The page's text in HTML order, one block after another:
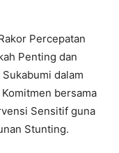
Percepatan
Penting dan
dalam
bersama
Sensitif guna
Stunting.